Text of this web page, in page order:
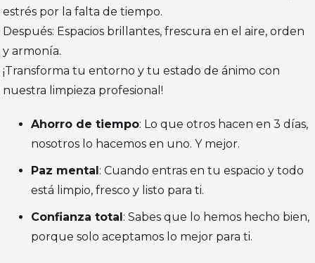
estrés por la falta de tiempo.
Después: Espacios brillantes, frescura en el aire, orden
y armonía.
¡Transforma tu entorno y tu estado de ánimo con
nuestra limpieza profesional!
Ahorro de tiempo: Lo que otros hacen en 3 días,
nosotros lo hacemos en uno. Y mejor.
Paz mental : Cuando entras en tu espacio y todo
está limpio, fresco y listo para ti.
Confianza total : Sabes que lo hemos hecho bien,
porque solo aceptamos lo mejor para ti.